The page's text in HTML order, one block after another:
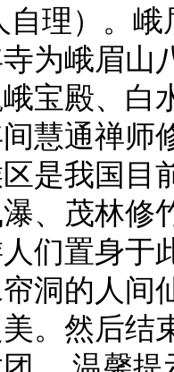
自理）。
为峨眉山
宝殿、白
慧通禅师
是我国目
、茂林修
们置身于
洞的人间
。然后结